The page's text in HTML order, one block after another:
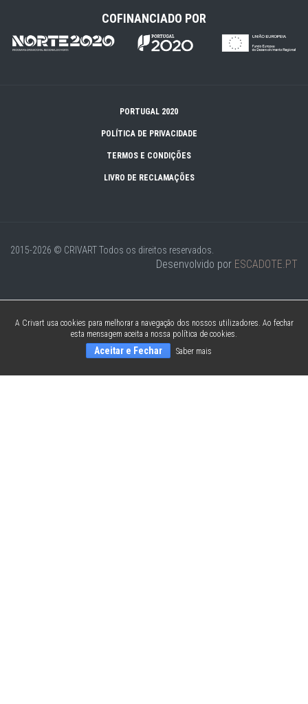
COFINANCIADO POR
PORTUGAL 2020
POLÍTICA DE PRIVACIDADE
TERMOS E CONDIÇÕES
LIVRO DE RECLAMAÇÕES
2015-2026 © CRIVARTTodos os direitos reservados.
Desenvolvido por ESCADOTE.PT
A Crivart usa cookies para melhorar a navegação dos nossos utilizadores. Ao fechar
esta mensagem aceita a nossa política de cookies.
Aceitar e Fechar Saber mais